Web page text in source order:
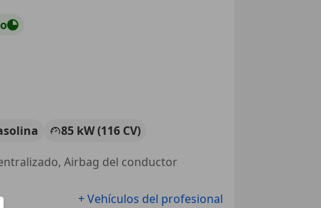
85 kW (116 CV)
Airbag del conductor
+ Vehículos del profesional